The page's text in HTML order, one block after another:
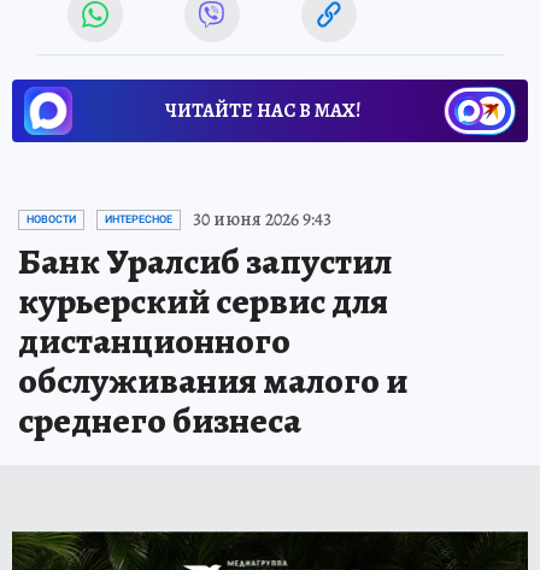
ЧИТАЙТЕ НАС В МАХ!
НОВОСТИ ИНТЕРЕСНОЕ 30 июня 2026 9:43
Банк Уралсиб запустил
курьерский сервис для
дистанционного
обслуживания малого и
среднего бизнеса